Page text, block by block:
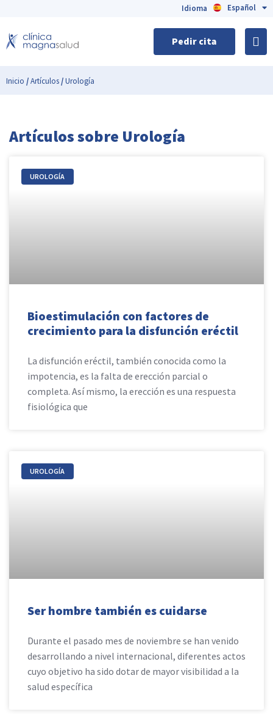
Español
English
Idioma
Pedir cita
Inicio /Artículos/Urología
Artículos sobre Urología
UROLOGÍA
Bioestimulación con factores de
crecimiento para la disfunción eréctil
La disfunción eréctil, también conocida como la
impotencia, es la falta de erección parcial o
completa. Así mismo, la erección es una respuesta
fisiológica que
UROLOGÍA
Ser hombre también es cuidarse
Durante el pasado mes de noviembre se han venido
desarrollando a nivel internacional, diferentes actos
cuyo objetivo ha sido dotar de mayor visibilidad a la
salud específica